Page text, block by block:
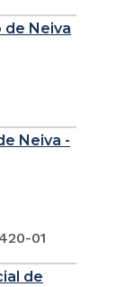
de Neiva
Neiva -
01
de